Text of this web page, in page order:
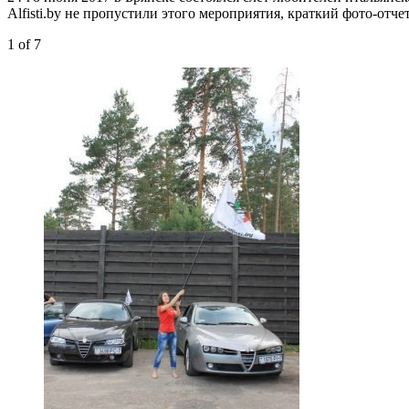
Alfisti.by не пропустили этого мероприятия, краткий фото-
1 of 7